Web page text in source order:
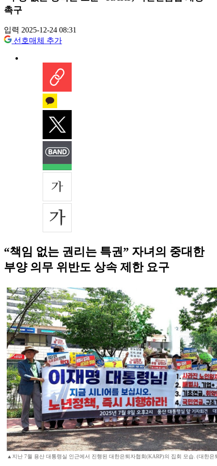
촉구
입력 2025-12-24 08:31
선호매체 추가
“책임 없는 권리는 특권” 자녀의 중대한
부양 의무 위반도 상속 제한 요구
▲지난 7월 용산 대통령실 인근에서 진행된 대한은퇴자협회(KARP)의 집회 모습. (대한은